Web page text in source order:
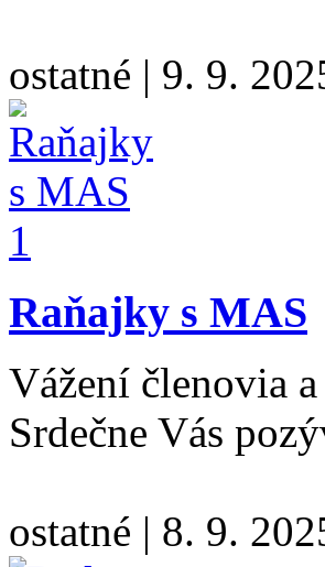
ostatné | 9. 9.
Raňajky s MAS
Vážení členovia
Srdečne Vás
ostatné | 8. 9.